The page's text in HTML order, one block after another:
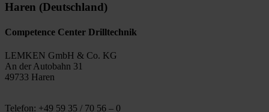
Haren (Deutschland)
Competence Center Drilltechnik
LEMKEN GmbH & Co. KG
An der Autobahn 31
49733 Haren
Telefon: +49 59 35 / 70 56 – 0